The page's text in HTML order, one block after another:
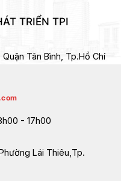
TRIỂN TPI
Tân Bình, Tp.Hồ Chí
- 17h00
Lái Thiêu,Tp.